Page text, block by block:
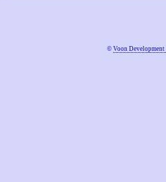
© Voon Development